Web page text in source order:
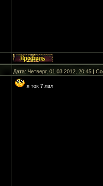
Дата: Четверг, 01.03.2012, 20:45 |
я ток 7 лвл